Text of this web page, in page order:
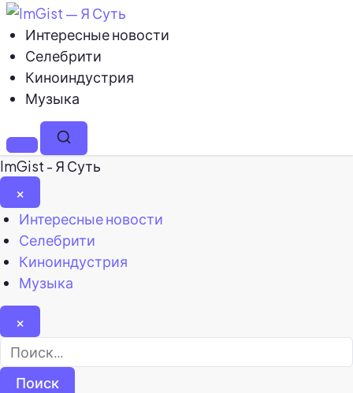
Интересные новости
Селебрити
Киноиндустрия
Музыка
МенюПоиск
ImGist - Я Суть
×
Закрыть
меню
Интересные новости
Селебрити
Киноиндустрия
Музыка
×
Найти: